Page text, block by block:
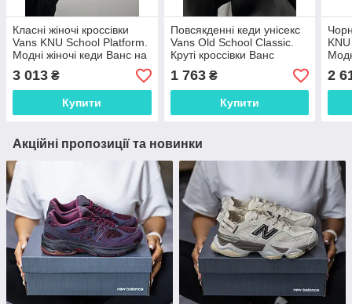
Класні жіночі кроссівки
Vans KNU School Platform.
Модні жіночі кеди Ванс на
платформі.
3 013 ₴
Купити
Повсякденні кеди унісекс
Vans Old School Classic.
Круті кроссівки Ванс
чоловічі і жіночі.
1 763₴
Купити
2
Акційні пропозиції та новинки